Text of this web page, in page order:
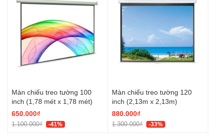
Màn chiếu treo tường 100
inch (1,78 mét x 1,78 mét)
650.000₫
1.100.000₫ -41%
Màn chiếu treo tường 120
inch (2,13m x 2,13m)
880.000₫
1.300.000₫ -33%